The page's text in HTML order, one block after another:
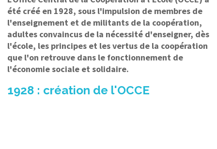
été créé en 1928, sous l'impulsion de membres de
l'enseignement et de militants de la coopération,
adultes convaincus de la nécessité d'enseigner, dès
l'école, les principes et les vertus de la coopération
que l'on retrouve dans le fonctionnement de
l'économie sociale et solidaire.
1928 : création de l'OCCE